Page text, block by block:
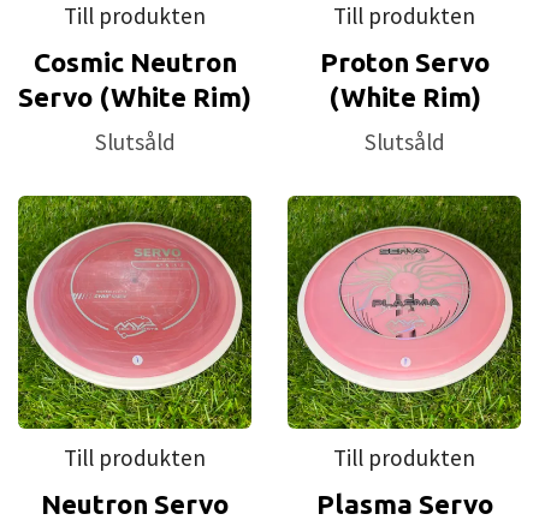
Till produkten
Cosmic Neutron
Servo (White Rim)
Slutsåld
Till produkten
Proton Servo
(White Rim)
Slutsåld
Till produkten
Neutron Servo
Till produkten
Plasma Servo